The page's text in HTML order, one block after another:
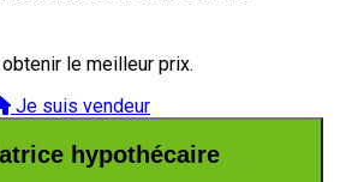
le meilleur prix.
Je suis vendeur
hypothécaire